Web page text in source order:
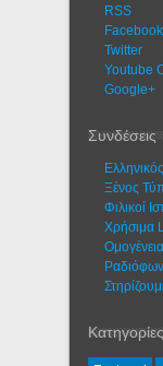
RSS
Facebook
Twitter
Youtube
Google+
Συνδέσεις
Ξένος
Φιλικοί
Χρήσιμα
Ομογένεια
Κατηγορίες